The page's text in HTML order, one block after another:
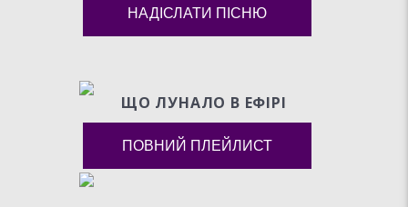
НАДІСЛАТИ ПІСНЮ
ЩО ЛУНАЛО В ЕФIРI
ПОВНИЙ ПЛЕЙЛИСТ